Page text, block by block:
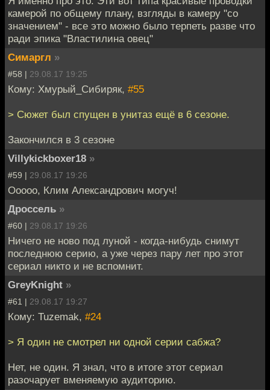
камерой по общему плану, взгляды в камеру "со
значением" - все это можно было терпеть разве что
ради эпика "Властилина овец"
Симаргл »
#58 | 29.08.17 19:25
Кому: Хмурый_Сибиряк, #55
> Сюжет был спущен в унитаз ещё в 6 сезоне.
Закончился в 3 сезоне
Villykickboxer18 »
#59 | 29.08.17 19:26
Ооооо, Клим Александрович могуч!
Дроссель »
#60 | 29.08.17 19:26
Ничего не ново под луной - когда-нибудь снимут
последнюю серию, а уже через пару лет про этот
сериал никто и не вспомнит.
GreyKnight »
#61 | 29.08.17 19:27
Кому: Tuzemak, #24
> Я один не смотрел ни одной серии сабжа?
Нет, не один. Я знал, что в итоге этот сериал
разочарует вменяемую аудиторию.